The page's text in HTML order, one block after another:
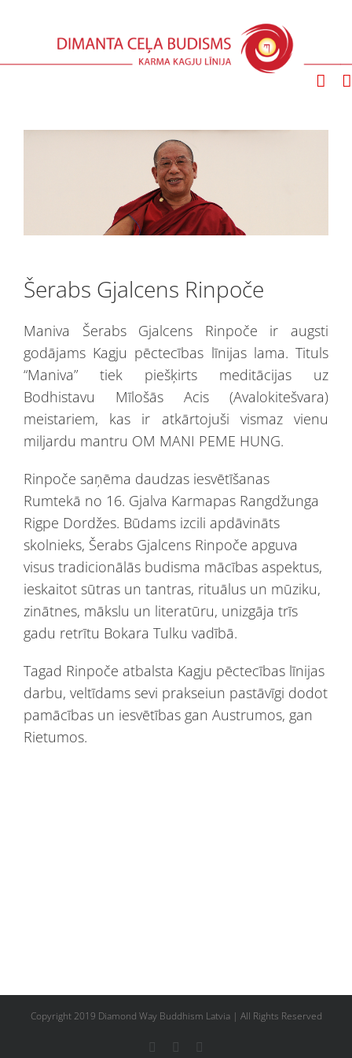
Šerabs Gjalcens Rinpoče
Maniva Šerabs Gjalcens Rinpoče ir augsti
godājams Kagju pēctecības līnijas lama. Tituls
“Maniva” tiek piešķirts meditācijas uz
Bodhistavu Mīlošās Acis (Avalokitešvara)
meistariem, kas ir atkārtojuši vismaz vienu
miljardu mantru OM MANI PEME HUNG.
Rinpoče saņēma daudzas iesvētīšanas
Rumtekā no 16. Gjalva Karmapas Rangdžunga
Rigpe Dordžes. Būdams izcili apdāvināts
skolnieks, Šerabs Gjalcens Rinpoče apguva
visus tradicionālās budisma mācības aspektus,
ieskaitot sūtras un tantras, rituālus un mūziku,
zinātnes, mākslu un literatūru, unizgāja trīs
gadu retrītu Bokara Tulku vadībā.
Tagad Rinpoče atbalsta Kagju pēctecības līnijas
darbu, veltīdams sevi prakseiun pastāvīgi dodot
pamācības un iesvētības gan Austrumos, gan
Rietumos.
Copyright 2019 Diamond Way Buddhism Latvia | All Rights Reserved
FacebookYouTube